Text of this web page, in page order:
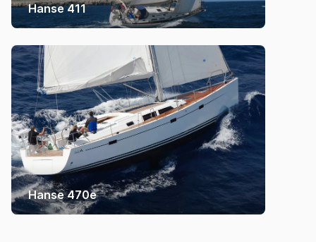
Hanse 411
Hanse 470e